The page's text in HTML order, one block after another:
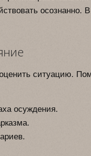
осознанно.
ситуацию.
осуждения.